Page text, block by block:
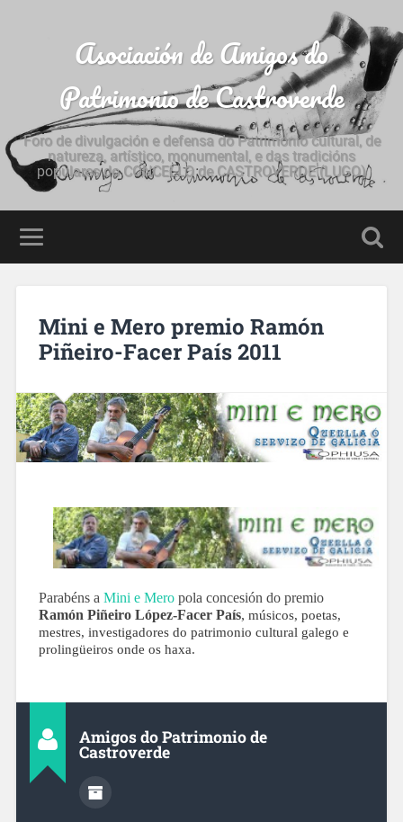
Asociación de Amigos do
Patrimonio de Castroverde
Foro de divulgación e defensa do Patrimonio cultural, de
natureza, artístico, monumental, e das tradicións
populares do CONCELLO de CASTROVERDE (LUGO)
Mini e Mero premio Ramón
Piñeiro-Facer País 2011
Parabéns a Mini e Meropola concesión do premio
Ramón Piñeiro López-Facer País, músicos, poetas,
mestres, investigadores do patrimonio cultural galego e
prolingüeiros onde os haxa.
Amigos do Patrimonio de
Castroverde